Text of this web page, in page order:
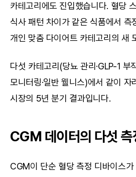
카테고리에도 진입했습니다. 혈당
식사 패턴 차이가 같은 식품에서 측
개인 맞춤 다이어트 카테고리의 새
다섯 카테고리(당뇨 관리·GLP-1 부
모니터링·일반 웰니스)에서 같이
시장의 5년 분기 결과입니다.
CGM 데이터의 다섯 측
CGM이 단순 혈당 측정 디바이스